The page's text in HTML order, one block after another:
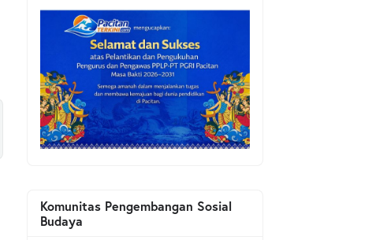
Komunitas Pengembangan Sosial
Budaya